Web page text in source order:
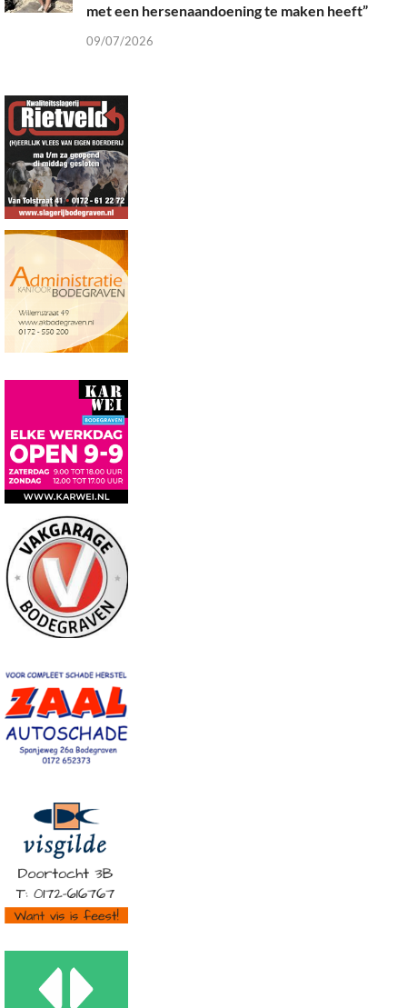
met een hersenaandoening te maken heeft”
09/07/2026